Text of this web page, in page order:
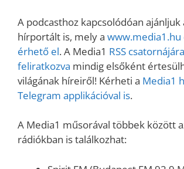
A podcasthoz kapcsolódóan ajánljuk
hírportált is, mely a www.media1.hu
érhető el. A Media1 RSS csatornájára
feliratkozva mindig elsőként
világának híreiről! Kérheti a Media1
Telegram applikációval is.
A Media1 műsorával többek között
rádiókban is találkozhat: